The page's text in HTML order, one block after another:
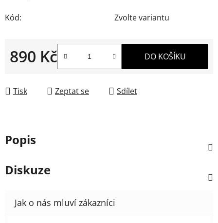
Kód: Zvolte variantu
890 Kč DO KOŠÍKU
Tisk Zeptat se Sdílet
Popis
Diskuze